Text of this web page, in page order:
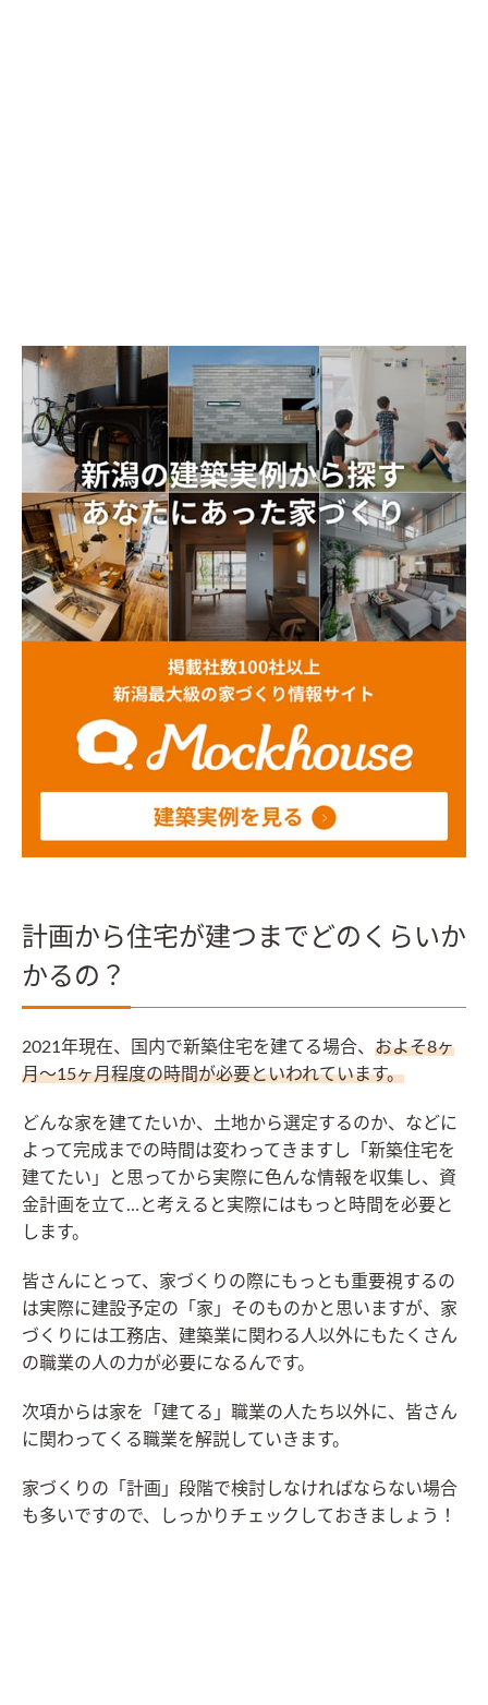
計画から住宅が建つまでどのくらいか
かるの？
2021年現在、国内で新築住宅を建てる場合、 およそ8ヶ
月〜15ヶ月程度の時間が必要といわれています。
どんな家を建てたいか、土地から選定するのか、などに
よって完成までの時間は変わってきますし「新築住宅を
建てたい」と思ってから実際に色んな情報を収集し、資
金計画を立て…と考えると実際にはもっと時間を必要と
します。
皆さんにとって、家づくりの際にもっとも重要視するの
は実際に建設予定の「家」そのものかと思いますが、家
づくりには工務店、建築業に関わる人以外にもたくさん
の職業の人の力が必要になるんです。
次項からは家を「建てる」職業の人たち以外に、皆さん
に関わってくる職業を解説していきます。
家づくりの「計画」段階で検討しなければならない場合
も多いですので、しっかりチェックしておきましょう！